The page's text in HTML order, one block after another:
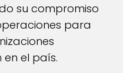
su compromiso
para
el país.